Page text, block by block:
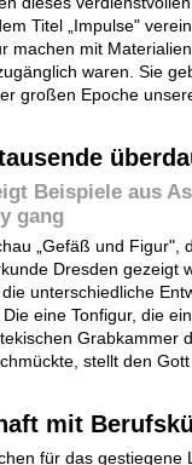
Titel „Impulse"
machen mit
waren. Sie
großen Epoche
Beispiele aus
gang
„Gefäß und Figur",
Dresden gezeigt
unterschiedliche
eine Tonfigur, die
Grabkammer
stellt den
mit
für das gestiegene